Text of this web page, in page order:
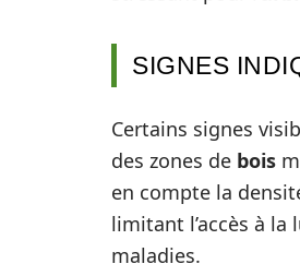
SIGNES
Certains signes
des zones de bois
en compte la
limitant l’accès à
maladies.